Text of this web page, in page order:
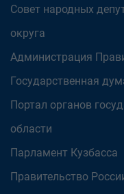
Совет народных
округа
Администрация
Государственная
Портал органов
области
Парламент Кузбасса
Правительство